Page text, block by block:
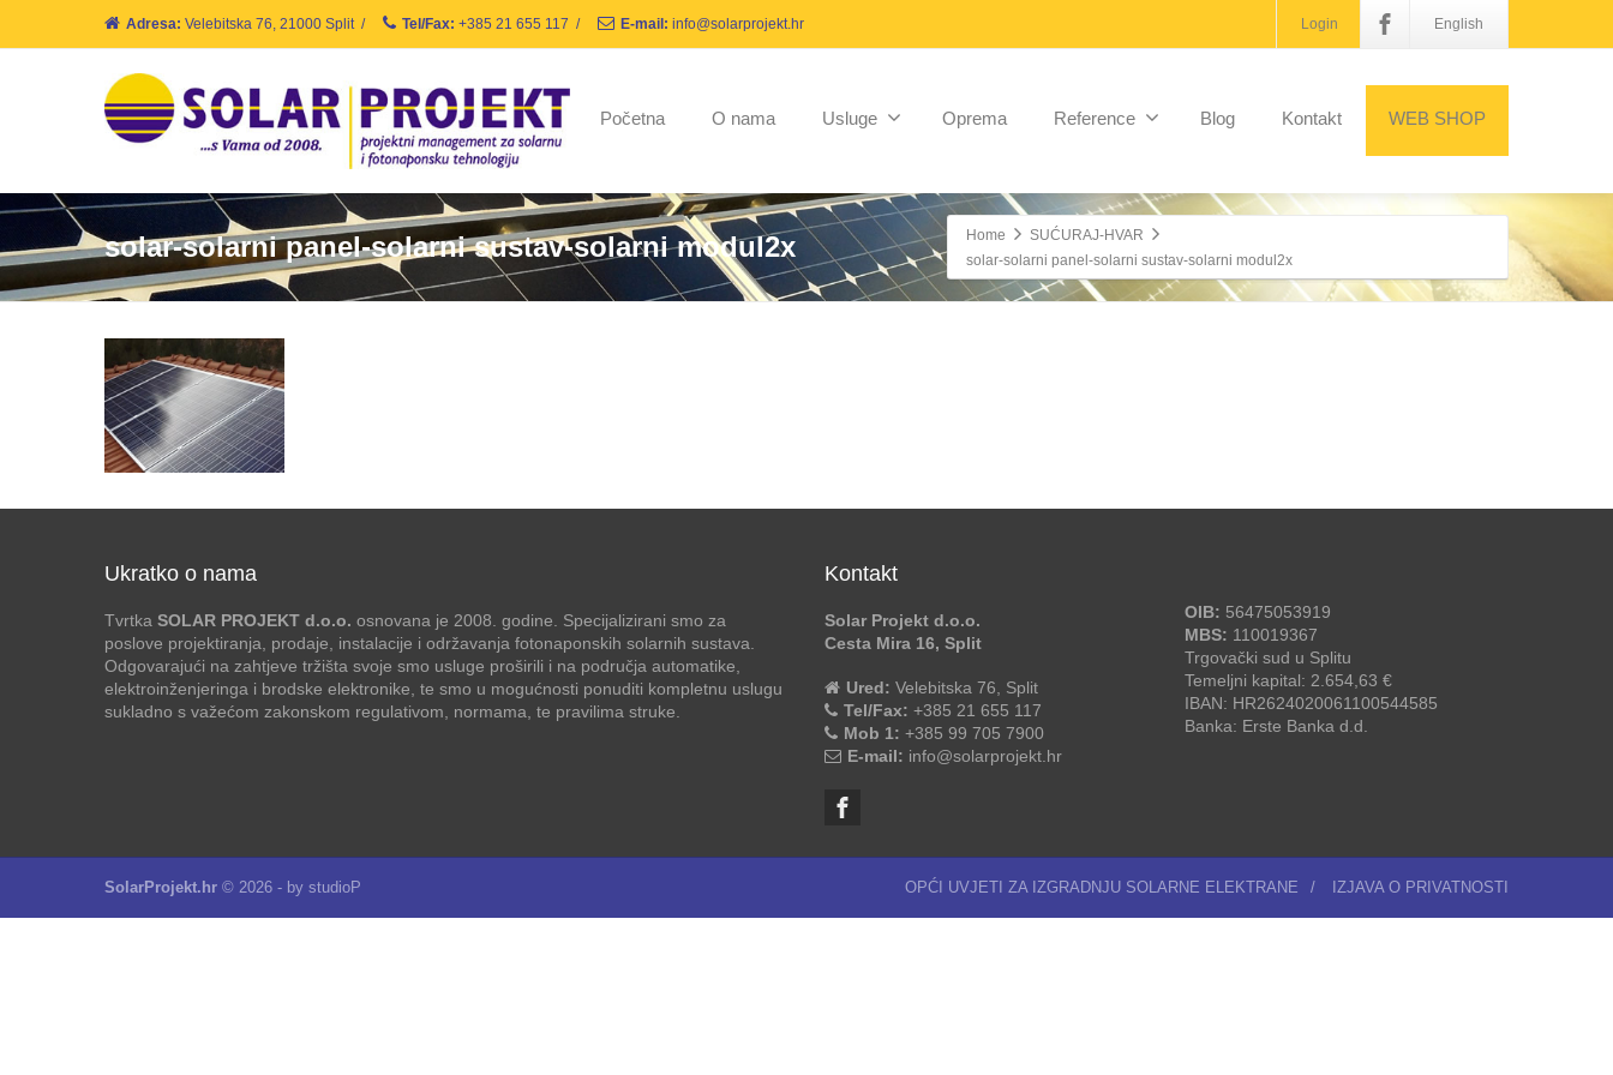
Adresa: Velebitska 76, 21000 Split / Tel/Fax: +385 21 655 117 / E-mail: info@solarprojekt.hr Login English
Početna O nama Usluge Oprema Reference Blog Kontakt WEB SHOP
solar-solarni panel-solarni sustav-solarni modul2x Home
SUĆURAJ-HVAR
solar-solarni panel-solarni sustav-solarni modul2x
Ukratko o nama
Tvrtka SOLAR PROJEKT d.o.o. osnovana je 2008. godine. Specijalizirani smo za
poslove projektiranja, prodaje, instalacije i održavanja fotonaponskih solarnih sustava.
Odgovarajući na zahtjeve tržišta svoje smo usluge proširili i na područja automatike,
elektroinženjeringa i brodske elektronike, te smo u mogućnosti ponuditi kompletnu uslugu
sukladno s važećom zakonskom regulativom, normama, te pravilima struke.
Kontakt
Solar Projekt d.o.o.
Cesta Mira 16, Split
Ured: Velebitska 76, Split
Tel/Fax: +385 21 655 117
Mob 1: +385 99 705 7900
E-mail: info@solarprojekt.hr
OIB: 56475053919
MBS: 110019367
Trgovački sud u Splitu
Temeljni kapital: 2.654,63 €
IBAN: HR2624020061100544585
Banka: Erste Banka d.d.
SolarProjekt.hr © 2026 - by studioP OPĆI UVJETI ZA IZGRADNJU SOLARNE ELEKTRANE / IZJAVA O PRIVATNOSTI